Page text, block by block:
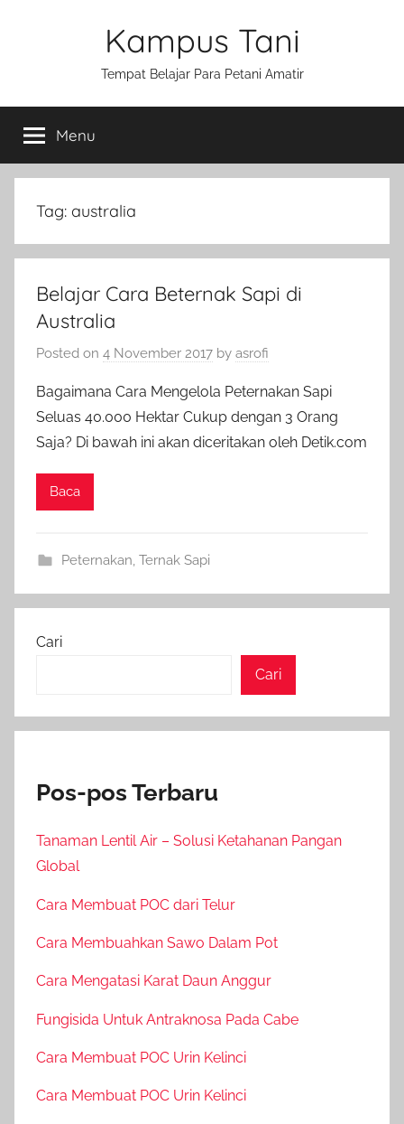
Kampus Tani
Tempat Belajar Para Petani Amatir
Menu
Tag: australia
Belajar Cara Beternak Sapi di
Australia
Posted on 4 November 2017 by asrofi
Bagaimana Cara Mengelola Peternakan Sapi
Seluas 40.000 Hektar Cukup dengan 3 Orang
Saja? Di bawah ini akan diceritakan oleh Detik.com
Baca
Peternakan Ternak Sapi
Cari
Cari
Pos-pos Terbaru
Tanaman Lentil Air – Solusi Ketahanan Pangan
Global
Cara Membuat POC dari Telur
Cara Membuahkan Sawo Dalam Pot
Cara Mengatasi Karat Daun Anggur
Fungisida Untuk Antraknosa Pada Cabe
Cara Membuat POC Urin Kelinci
Cara Membuat POC Urin Kelinci